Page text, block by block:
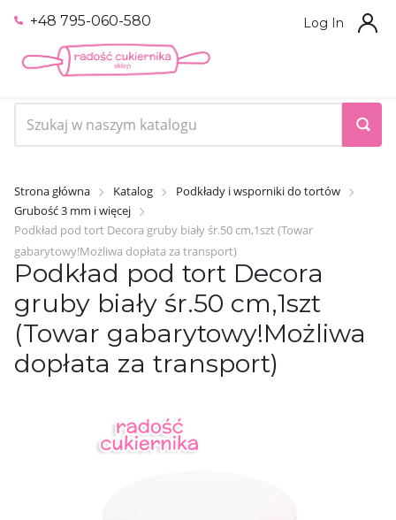
+48 795-060-580 Log In
Strona główna Katalog
Podkłady i wsporniki do tortów
Grubość 3 mm i więcej
Podkład pod tort Decora gruby biały śr.50 cm,1szt (Towar
gabarytowy!Możliwa dopłata za transport)
Podkład pod tort Decora
gruby biały śr.50 cm,1szt
(Towar gabarytowy!Możliwa
dopłata za transport)